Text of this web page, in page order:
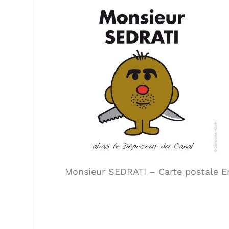
Monsieur SEDRATI – Carte postale